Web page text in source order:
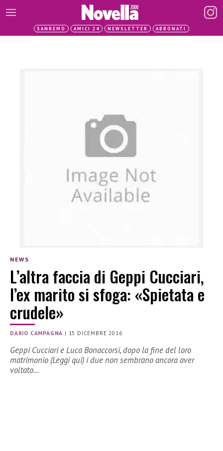
SANREMO AMICI 24 NEWSLETTER ABBONATI
NEWS
L’altra faccia di Geppi Cucciari,
l’ex marito si sfoga: «Spietata e
crudele»
DARIO CAMPAGNA | 15 DICEMBRE 2016
Geppi Cucciari e Luca Bonaccorsi, dopo la fine del loro
matrimonio (Leggi qui) i due non sembrano ancora aver
voltato…